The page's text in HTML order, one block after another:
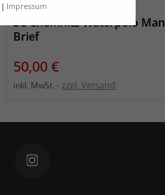
Impressum
SC Chemnitz Waterpolo Man
Brief
Preis
50,00 €
inkl. MwSt. zzgl. Versand